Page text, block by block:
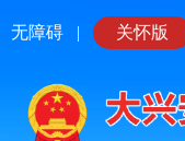
无障碍 | 关怀版